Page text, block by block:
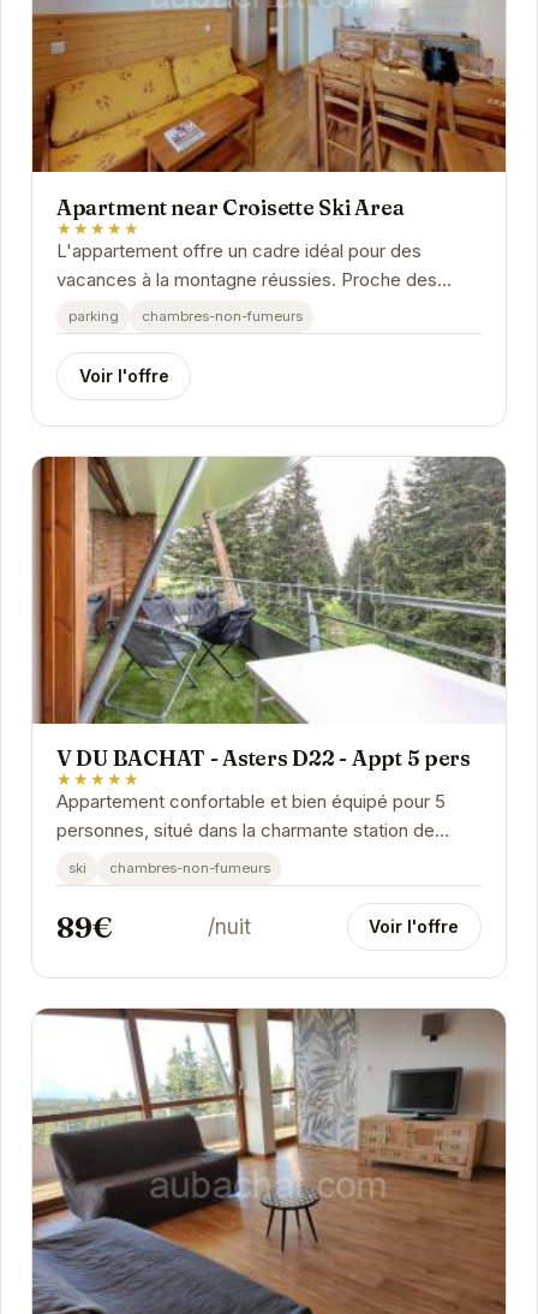
Apartment near Croisette Ski Area
★★★★★
L'appartement offre un cadre idéal pour des
vacances à la montagne réussies. Proche des
pistes et des commodités, vous pourrez profiter...
parking chambres-non-fumeurs
Voir l'offre
V DU BACHAT - Asters D22 - Appt 5 pers
★★★★★
Appartement confortable et bien équipé pour 5
personnes, situé dans la charmante station de
Chamrousse. Idéal pour les séjours au ski et les...
ski chambres-non-fumeurs
89€ /nuit Voir l'offre